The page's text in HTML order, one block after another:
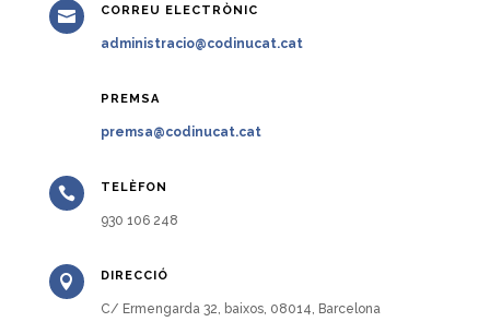
 CORREU ELECTRÒNIC
administracio@codinucat.cat
PREMSA
premsa@codinucat.cat
 TELÈFON
930 106 248
 DIRECCIÓ
C/ Ermengarda 32, baixos, 08014, Barcelona